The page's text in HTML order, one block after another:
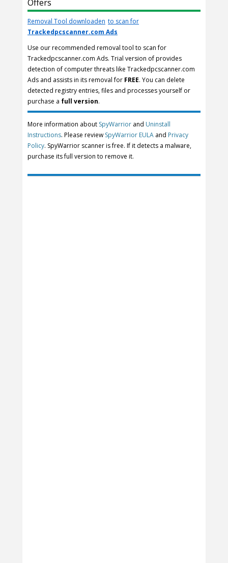
Offers
Removal Tool downloaden to scan for
Trackedpcscanner.com Ads
Use our recommended removal tool to scan for
Trackedpcscanner.com Ads. Trial version of provides
detection of computer threats like Trackedpcscanner.com
Ads and assists in its removal for FREE. You can delete
detected registry entries, files and processes yourself or
purchase a full version.
More information about SpyWarrior and Uninstall
Instructions. Please review SpyWarrior EULA and Privacy
Policy. SpyWarrior scanner is free. If it detects a malware,
purchase its full version to remove it.